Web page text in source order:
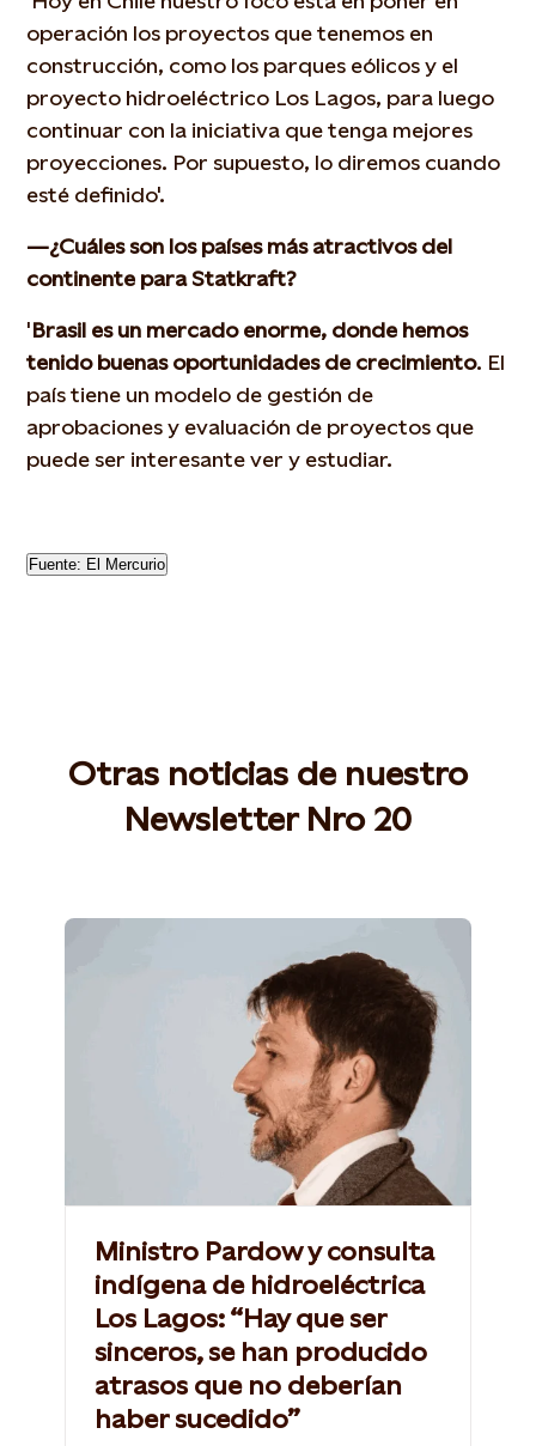
operación los proyectos que tenemos en
construcción, como los parques eólicos y el
proyecto hidroeléctrico Los Lagos, para luego
continuar con la iniciativa que tenga mejores
proyecciones. Por supuesto, lo diremos cuando
esté definido'.
—¿Cuáles son los países más atractivos del
continente para Statkraft?
'Brasil es un mercado enorme, donde hemos
tenido buenas oportunidades de crecimiento. El
país tiene un modelo de gestión de
aprobaciones y evaluación de proyectos que
puede ser interesante ver y estudiar.
Fuente: El Mercurio
Otras noticias de nuestro
Newsletter Nro 20
Ministro Pardow y consulta
indígena de hidroeléctrica
Los Lagos: “Hay que ser
sinceros, se han producido
atrasos que no deberían
haber sucedido”